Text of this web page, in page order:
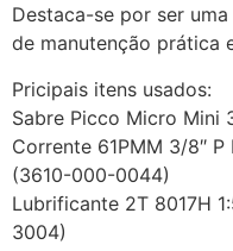
Destaca-se por ser
de manutenção prática
Pricipais itens usados:
Sabre Picco Micro
Corrente 61PMM 3/8″
(3610-000-0044)
Lubrificante 2T 8017H
3004)